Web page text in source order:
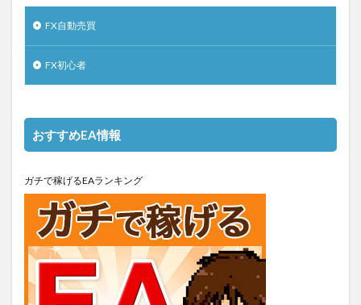
FX自動売買
FX初心者
おすすめEA情報
ガチで稼げるEAランキング